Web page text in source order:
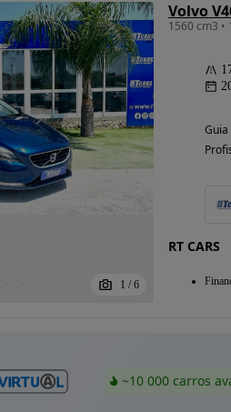
1 / 6
Volvo
1560 cm3 •
Guia
RT CARS
~10 000 carros